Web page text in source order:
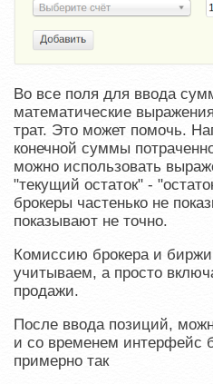
Во все поля для ввода
математические
трат. Это может помочь.
конечной суммы
можно использовать
"текущий остаток" -
брокеры частенько не
показывают не точно.
Комиссию брокера и
учитываем, а просто
продажи.
После ввода позиций,
и со временем интерфейс
примерно так